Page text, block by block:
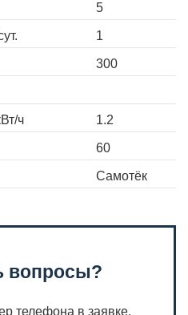
5
1
300
ч 1.2
60
Самотёк
вопросы?
телефона в заявке,